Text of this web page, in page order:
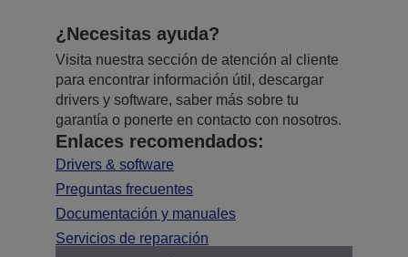
¿Necesitas ayuda?
Visita nuestra sección de atención al cliente
para encontrar información útil, descargar
drivers y software, saber más sobre tu
garantía o ponerte en contacto con nosotros.
Enlaces recomendados:
Drivers & software
Preguntas frecuentes
Documentación y manuales
Servicios de reparación